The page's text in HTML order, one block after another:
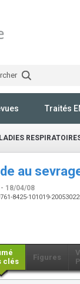
Traités
au
- 18/04/08
8425-101019-
clés
Figures